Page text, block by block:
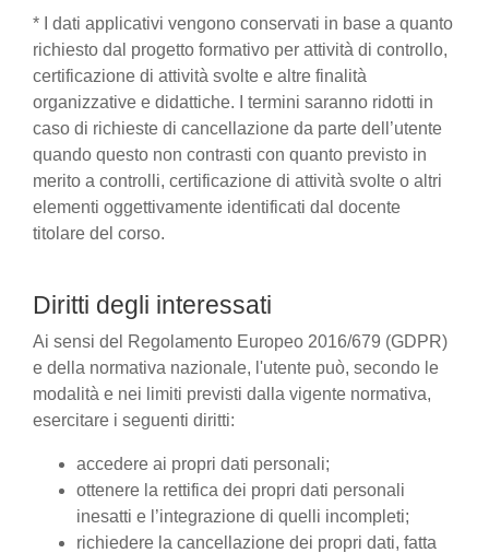
* I dati applicativi vengono conservati in base a quanto
richiesto dal progetto formativo per attività di controllo,
certificazione di attività svolte e altre finalità
organizzative e didattiche. I termini saranno ridotti in
caso di richieste di cancellazione da parte dell’utente
quando questo non contrasti con quanto previsto in
merito a controlli, certificazione di attività svolte o altri
elementi oggettivamente identificati dal docente
titolare del corso.
Diritti degli interessati
Ai sensi del Regolamento Europeo 2016/679 (GDPR)
e della normativa nazionale, l'utente può, secondo le
modalità e nei limiti previsti dalla vigente normativa,
esercitare i seguenti diritti:
accedere ai propri dati personali;
ottenere la rettifica dei propri dati personali
inesatti e l’integrazione di quelli incompleti;
richiedere la cancellazione dei propri dati, fatta